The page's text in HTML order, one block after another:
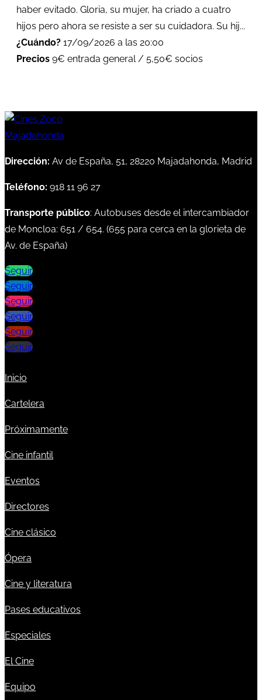
haber evitado. Gloria, su mujer, ha criado a cuatro
hijos pero ahora se resiste a ser su cuidadora. Su hij...
¿Cuándo? 17/09/2026 a las 20:00
Precios 9€ entrada general / 5,50€ socios
Dirección: Av de España, 51, 28220 Majadahonda, Madrid
Teléfono: 918 11 96 27
Transporte público: Autobuses desde el intercambiador
de Moncloa: 651 / 654. (655 para cerca en la glorieta de
Av. de España)
Seguir
Seguir
Seguir
Seguir
Seguir
Seguir
Inicio
Cartelera
Próximamente
Cine infantil
Eventos
Directores
Cine clásico
Ópera
Cine y literatura
Pases educativos
Especiales
El Cine
Equipo